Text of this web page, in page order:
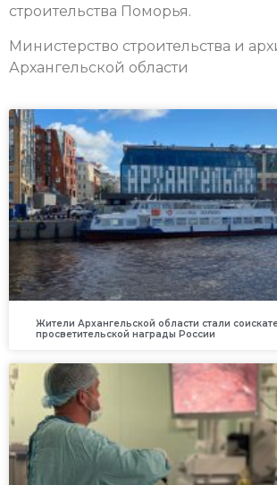
строительства Поморья.
Министерство строительства и
Архангельской области
Жители Архангельской области стали
просветительской награды России